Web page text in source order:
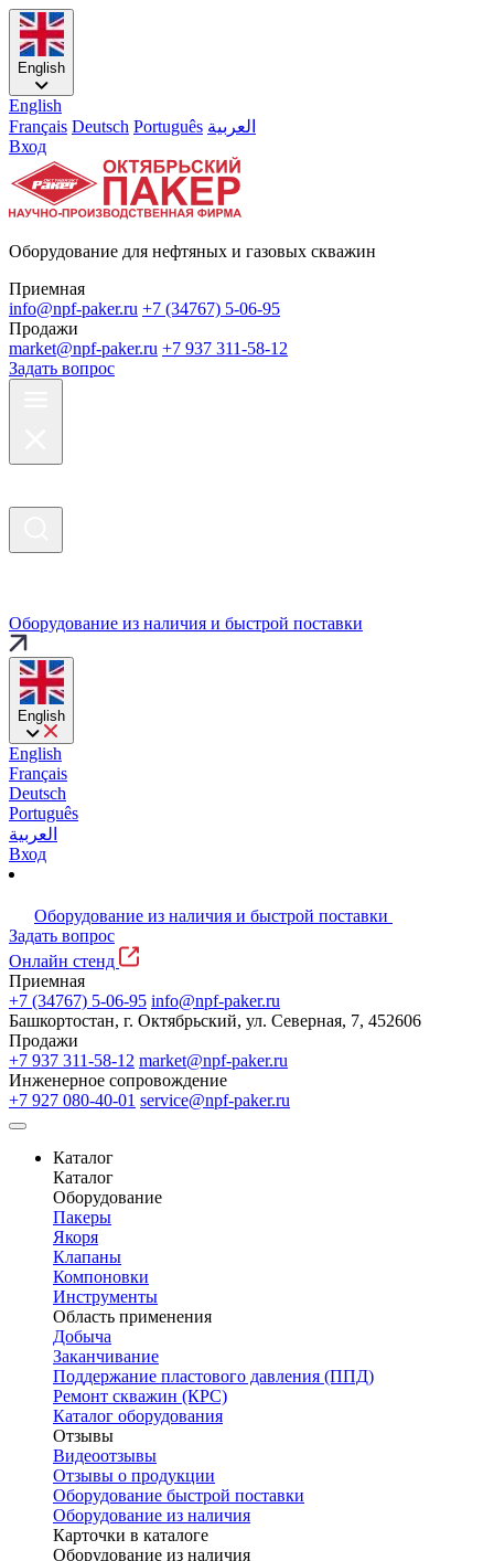
English
English
Français Deutsch Português العربية
Вход
Оборудование для нефтяных и газовых скважин
Приемная
info@npf-paker.ru +7 (34767) 5-06-95
Продажи
market@npf-paker.ru +7 937 311-58-12
Задать вопрос
Оборудование из наличия и быстрой поставки
English
English
Français
Deutsch
Português
العربية
Вход
Оборудование из наличия и быстрой поставки
Задать вопрос
Онлайн стенд
Приемная
+7 (34767) 5-06-95 info@npf-paker.ru
Башкортостан, г. Октябрьский, ул. Северная, 7, 452606
Продажи
+7 937 311-58-12 market@npf-paker.ru
Инженерное сопровождение
+7 927 080-40-01 service@npf-paker.ru
Каталог
Каталог
Оборудование
Пакеры
Якоря
Клапаны
Компоновки
Инструменты
Область применения
Добыча
Заканчивание
Поддержание пластового давления (ППД)
Ремонт скважин (КРС)
Каталог оборудования
Отзывы
Видеоотзывы
Отзывы о продукции
Оборудование быстрой поставки
Оборудование из наличия
Карточки в каталоге
Оборудование из наличия